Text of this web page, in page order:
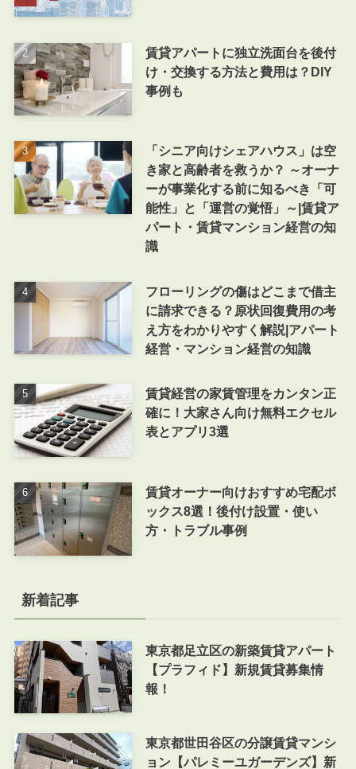
賃貸アパートに独立洗面台を後付
け・交換する方法と費用は？DIY
事例も
「シニア向けシェアハウス」は空
き家と高齢者を救うか？ ～オーナ
ーが事業化する前に知るべき「可
能性」と「運営の覚悟」～|賃貸ア
パート・賃貸マンション経営の知
識
フローリングの傷はどこまで借主
に請求できる？原状回復費用の考
え方をわかりやすく解説|アパート
経営・マンション経営の知識
賃貸経営の家賃管理をカンタン正
確に！大家さん向け無料エクセル
表とアプリ3選
賃貸オーナー向けおすすめ宅配ボ
ックス8選！後付け設置・使い
方・トラブル事例
新着記事
東京都足立区の新築賃貸アパート
【プラフィド】新規賃貸募集情
報！
東京都世田谷区の分譲賃貸マンシ
ョン【パレミーユガーデンズ】新